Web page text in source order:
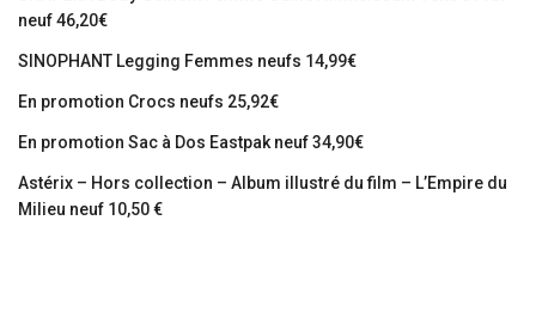
neuf 46,20€
SINOPHANT Legging Femmes neufs 14,99€
En promotion Crocs neufs 25,92€
En promotion Sac à Dos Eastpak neuf 34,90€
Astérix – Hors collection – Album illustré du film – L’Empire du
Milieu neuf 10,50 €